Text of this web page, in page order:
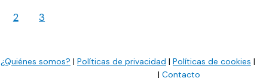
2 3
¿Quiénes somos? | Políticas de privacidad | Políticas de cookies |
| Contacto